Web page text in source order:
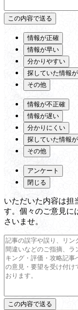
情報が正確
情報が早い
分かりやすい
探していた情報
その他
情報が不正確
情報が遅い
分かりにくい
探していた情報
その他
アンケート
閉じる
いただいた内容は担
す。個々のご意見に
さいませ。